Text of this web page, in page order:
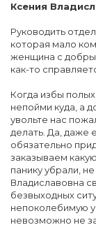
Ксения
Руководить
которая мало
женщина с
как-то
Когда избы
непойми куда, а
увольте нас
делать. Да, даже
обязательно
заказываем
панику убрали,
Владиславовна
безвыходных
непоколебимую
невозможно не